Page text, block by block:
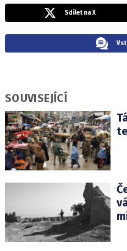
Sdílet na X
SOUVISEJÍCÍ